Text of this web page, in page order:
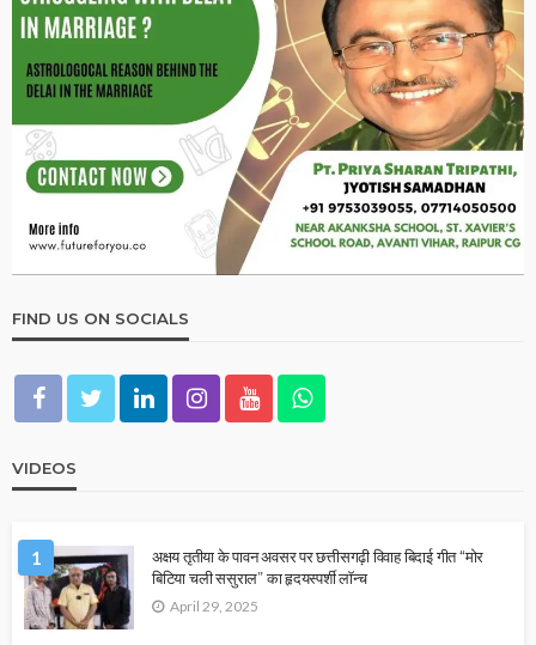
FIND US ON SOCIALS
VIDEOS
1
अक्षय तृतीया के पावन अवसर पर छत्तीसगढ़ी विवाह बिदाई गीत “मोर
बिटिया चली ससुराल” का हृदयस्पर्शी लॉन्च
April 29, 2025